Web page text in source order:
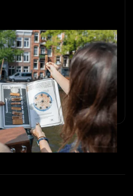
teambuilding in de
doorbraak voor
met outdoor teambuilding: stress
opbouwen en productiviteit